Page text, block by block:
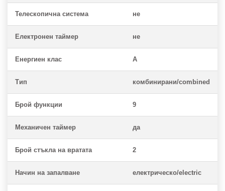
Телескопична система не
Електронен таймер не
Енергиен клас A
Тип комбинирани/combined
Брой функции 9
Механичен таймер да
Брой стъкла на вратата 2
Начин на запалване електрическо/electric